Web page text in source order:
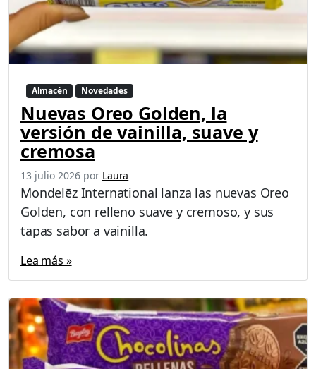
Almacén Novedades
Nuevas Oreo Golden, la
versión de vainilla, suave y
cremosa
13 julio 2026 por Laura
Mondelēz International lanza las nuevas Oreo
Golden, con relleno suave y cremoso, y sus
tapas sabor a vainilla.
Lea más »